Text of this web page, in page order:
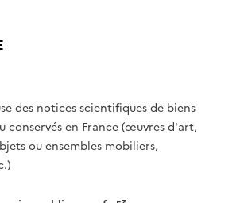
des notices scientifiques de biens
conservés en France (œuvres d'art,
ou ensembles mobiliers,